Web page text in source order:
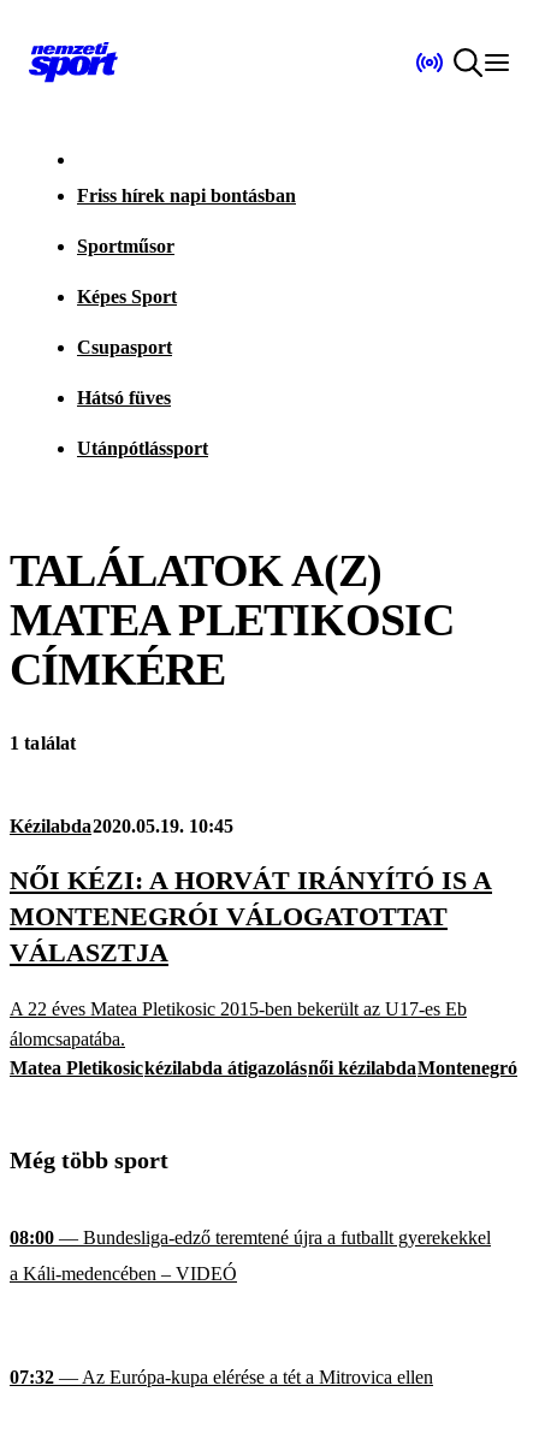
Friss hírek napi bontásban
Sportműsor
Képes Sport
Csupasport
Hátsó füves
Utánpótlássport
TALÁLATOK A(Z)
MATEA PLETIKOSIC
CÍMKÉRE
1 találat
Kézilabda2020.05.19. 10:45
NŐI KÉZI: A HORVÁT IRÁNYÍTÓ IS A
MONTENEGRÓI VÁLOGATOTTAT
VÁLASZTJA
A 22 éves Matea Pletikosic 2015-ben bekerült az U17-es Eb
álomcsapatába.
Matea Pletikosickézilabda átigazolásnői kézilabdaMontenegró
Még több sport
08:00 — Bundesliga-edző teremtené újra a futballt gyerekekkel
a Káli-medencében – VIDEÓ
07:32 — Az Európa-kupa elérése a tét a Mitrovica ellen